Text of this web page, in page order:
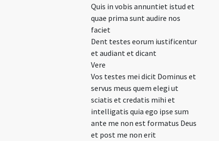
Quis in vobis annuntiet istud et
quae prima sunt audire nos
faciet
Dent testes eorum iustificentur
et audiant et dicant
Vere
Vos testes mei dicit Dominus et
servus meus quem elegi ut
sciatis et credatis mihi et
intelligatis quia ego ipse sum
ante me non est formatus Deus
et post me non erit